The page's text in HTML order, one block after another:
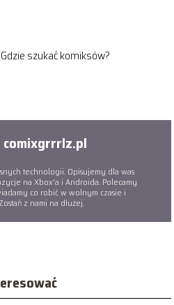
Gdzie szukać komiksów?
comixgrrrlz.pl
technologii. Opisujemy dla was
na Xbox'a i Androida. Polecamy
co robić w wolnym czasie i
z nami na dłużej.